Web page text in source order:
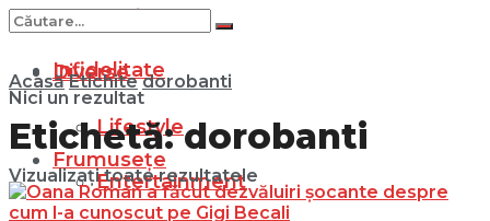
Internațional
Diverse
Lifestyle
Entertainment
Infidelitate
Frumusețe
Nici un rezultat
Vizualizați toate rezultatele
Acasă Etichite dorobanti
Etichetă:dorobanti